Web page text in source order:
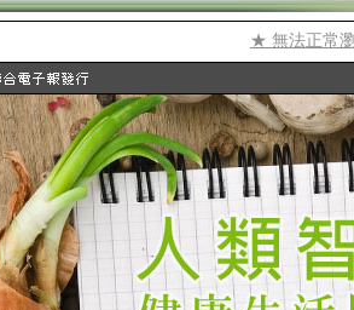
★ 無法正常